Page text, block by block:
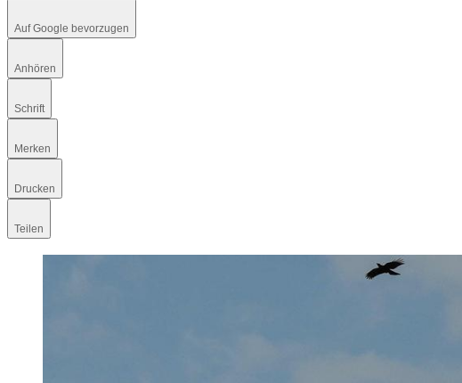
Auf Google bevorzugen
Anhören
Schrift
Merken
Drucken
Teilen